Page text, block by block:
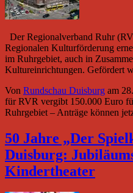
Der Regionalverband Ruhr
Regionalen Kulturförderung
im Ruhrgebiet, auch in
Kultureinrichtungen. Gefördert
Von Rundschau Duisburg am
für RVR vergibt 150.000 Euro
Ruhrgebiet – Anträge können
50 Jahre „Der
Duisburg:
Kindertheater